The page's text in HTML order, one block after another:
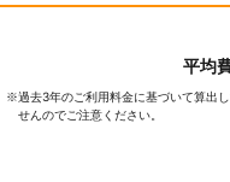
平均
※過去3年のご利⽤料⾦に基づいて算出
せんのでご注意ください。